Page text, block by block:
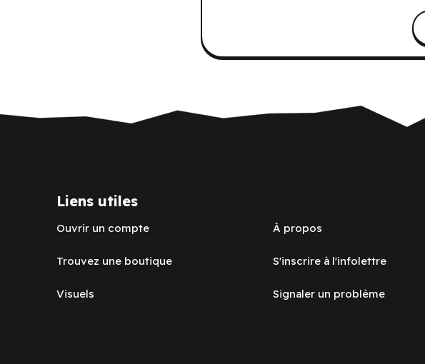
Liens utiles
Ouvrir un compte
Trouvez une boutique
Visuels
À propos
S'inscrire à l'infolettre
Signaler un problème